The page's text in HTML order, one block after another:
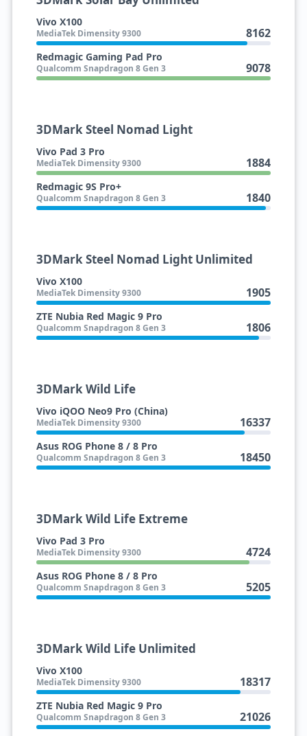
Vivo X100
MediaTek Dimensity 9300 8162
Redmagic Gaming Pad Pro
Qualcomm Snapdragon 8 Gen 3 9078
3DMark Steel Nomad Light
Vivo Pad 3 Pro
MediaTek Dimensity 9300 1884
Redmagic 9S Pro+
Qualcomm Snapdragon 8 Gen 3 1840
3DMark Steel Nomad Light Unlimited
Vivo X100
MediaTek Dimensity 9300 1905
ZTE Nubia Red Magic 9 Pro
Qualcomm Snapdragon 8 Gen 3 1806
3DMark Wild Life
Vivo iQOO Neo9 Pro (China)
MediaTek Dimensity 9300 16337
Asus ROG Phone 8 / 8 Pro
Qualcomm Snapdragon 8 Gen 3 18450
3DMark Wild Life Extreme
Vivo Pad 3 Pro
MediaTek Dimensity 9300 4724
Asus ROG Phone 8 / 8 Pro
Qualcomm Snapdragon 8 Gen 3 5205
3DMark Wild Life Unlimited
Vivo X100
MediaTek Dimensity 9300 18317
ZTE Nubia Red Magic 9 Pro
Qualcomm Snapdragon 8 Gen 3 21026